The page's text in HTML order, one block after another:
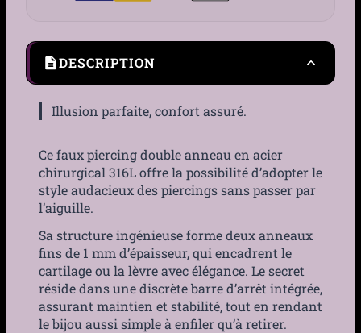
DESCRIPTION
Illusion parfaite, confort assuré.
Ce faux piercing double anneau en acier
chirurgical 316L offre la possibilité d’adopter le
style audacieux des piercings sans passer par
l’aiguille.
Sa structure ingénieuse forme deux anneaux
fins de 1 mm d’épaisseur, qui encadrent le
cartilage ou la lèvre avec élégance. Le secret
réside dans une discrète barre d’arrêt intégrée,
assurant maintien et stabilité, tout en rendant
le bijou aussi simple à enfiler qu’à retirer.